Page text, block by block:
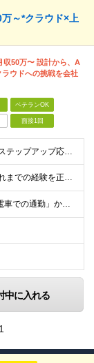
～*クラウド×上
50万〜 設計から、A
ウドへの挑戦を会社
ベテランOK
面接1回
＼ 運用保守から設計構築へのステップアップ応援！ ／ ★学歴・分野不問（運用保守経験のみでも歓迎） ★「設計・構築に挑戦したい」「市場価値を高めたい」という意欲を重視！ ┗豊富な案件（SIer直下など
＼ 前職給与保証！あなたのこれまでの経験を正当評価 ／ ★月収50万円～スタート！【年俸600万～1,162万8,000円（12分割）】 ――「頑張りが給与に直結しない…」そんな不満とは無縁の環境で
★100％フルリモート 「満員電車での通勤」から卒業できます！ ★転勤なし 【本社】 東京都新宿区神楽坂1-2 研究社英語センタービル3階 本社またはプロジェクト先にて勤務いただきます！ ※プロジ
中に入れる